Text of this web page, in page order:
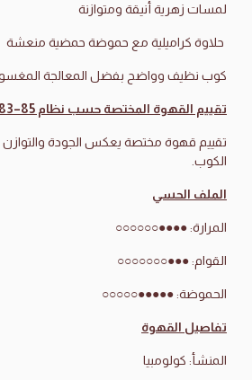
لمسات زهرية أنيقة ومتوازنة
حلاوة كراميلية مع حموضة حمضية منعشة
كوب نظيف وواضح بفضل المعالجة
تقييم القهوة المختصة حسب نظام SCA: 83–85
تقييم قهوة مختصة يعكس الجودة
الكوب.
الملف الحسي
المرارة: ●●●●○○○○○○
القوام: ●●●○○○○○○○
الحموضة: ●●●●●○○○○○
تفاصيل القهوة
المنشأ: كولومبيا